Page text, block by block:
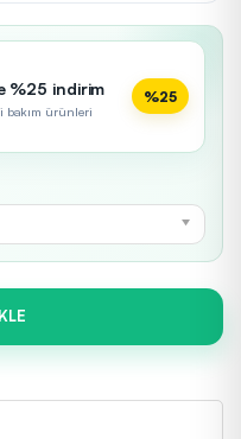
%25 indirim
bakım ürünleri
%25